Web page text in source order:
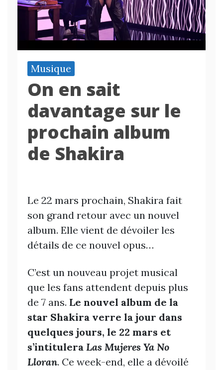
Musique
On en sait
davantage sur le
prochain album
de Shakira
Le 22 mars prochain, Shakira fait
son grand retour avec un nouvel
album. Elle vient de dévoiler les
détails de ce nouvel opus…
C’est un nouveau projet musical
que les fans attendent depuis plus
de 7 ans. Le nouvel album de la
star Shakira verre la jour dans
quelques jours, le 22 mars et
s’intitulera Las Mujeres Ya No
Lloran. Ce week-end, elle a dévoilé